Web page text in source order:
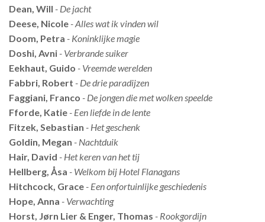
Dean, Will - De jacht
Deese, Nicole - Alles wat ik vinden wil
Doom, Petra - Koninklijke magie
Doshi, Avni - Verbrande suiker
Eekhaut, Guido - Vreemde werelden
Fabbri, Robert - De drie paradijzen
Faggiani, Franco - De jongen die met wolken speelde
Fforde, Katie - Een liefde in de lente
Fitzek, Sebastian - Het geschenk
Goldin, Megan - Nachtduik
Hair, David - Het keren van het tij
Hellberg, Åsa - Welkom bij Hotel Flanagans
Hitchcock, Grace - Een onfortuinlijke geschiedenis
Hope, Anna - Verwachting
Horst, Jørn Lier & Enger, Thomas - Rookgordijn